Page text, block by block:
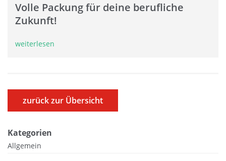
Kategorien
Allgemein
Volle Packung für deine berufliche
Zukunft!
weiterlesen
zurück zur Übersicht